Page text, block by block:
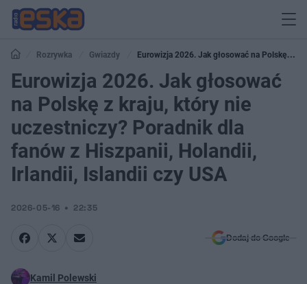
Rozrywka Gwiazdy
Eurowizja 2026. Jak głosować na Polskę z
kraju, który nie uczestniczy? Poradnik dla fanów z Hiszpanii, Holandii, Irlandii,
Islandii czy USA
Eurowizja 2026. Jak głosować
na Polskę z kraju, który nie
uczestniczy? Poradnik dla
fanów z Hiszpanii, Holandii,
Irlandii, Islandii czy USA
2026-05-16 22:35
Dodaj do Google
Kamil Polewski